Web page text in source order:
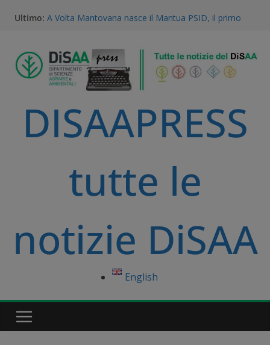
Ultimo: A Volta Mantovana nasce il Mantua PSID, il primo
Vinitaly 2026, la ricerca dell’Università degli Studi di
Milano al centro del futuro del vino
Gestione della Flora Infestante e Transizione
Agroecologica: l’Unicità del Database AGROSUS
scientifico della Statale di Milano al convegno
nazionale dell’Accademia dei Georgofili
Via libera alle TEA: il voto storico del Parlamento
DISAAPRESS
tutte le
notizie DiSAA
English